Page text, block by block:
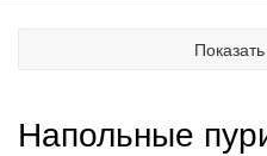
Напольные